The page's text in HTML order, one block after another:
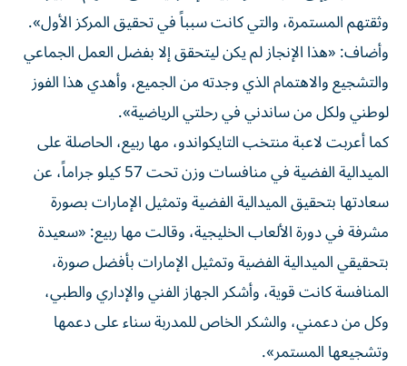
وثقتهم المستمرة، والتي كانت سبباً في تحقيق المركز الأول».
وأضاف: «هذا الإنجاز لم يكن ليتحقق إلا بفضل العمل الجماعي
والتشجيع والاهتمام الذي وجدته من الجميع، وأهدي هذا الفوز
لوطني ولكل من ساندني في رحلتي الرياضية».
كما أعربت لاعبة منتخب التايكواندو، مها ربيع، الحاصلة على
الميدالية الفضية في منافسات وزن تحت 57 كيلو جراماً، عن
سعادتها بتحقيق الميدالية الفضية وتمثيل الإمارات بصورة
مشرفة في دورة الألعاب الخليجية، وقالت مها ربيع: «سعيدة
بتحقيقي الميدالية الفضية وتمثيل الإمارات بأفضل صورة،
المنافسة كانت قوية، وأشكر الجهاز الفني والإداري والطبي،
وكل من دعمني، والشكر الخاص للمدربة سناء على دعمها
وتشجيعها المستمر».